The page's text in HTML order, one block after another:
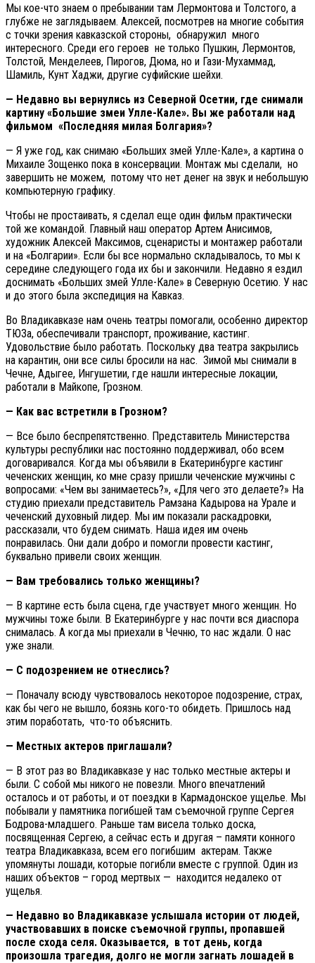
Мы кое-что знаем о пребывании там Лермонтова и Толстого, а
глубже не заглядываем. Алексей, посмотрев на многие события
с точки зрения кавказской стороны, обнаружил много
интересного. Среди его героев не только Пушкин, Лермонтов,
Толстой, Менделеев, Пирогов, Дюма, но и Гази-Мухаммад,
Шамиль, Кунт Хаджи, другие суфийские шейхи.
— Недавно вы вернулись из Северной Осетии, где снимали
картину «Большие змеи Улле-Кале». Вы же работали над
фильмом «Последняя милая Болгария»?
— Я уже год, как снимаю «Больших змей Улле-Кале», а картина о
Михаиле Зощенко пока в консервации. Монтаж мы сделали, но
завершить не можем, потому что нет денег на звук и небольшую
компьютерную графику.
Чтобы не простаивать, я сделал еще один фильм практически
той же командой. Главный наш оператор Артем Анисимов,
художник Алексей Максимов, сценаристы и монтажер работали
и на «Болгарии». Если бы все нормально складывалось, то мы к
середине следующего года их бы и закончили. Недавно я ездил
доснимать «Больших змей Улле-Кале» в Северную Осетию. У нас
и до этого была экспедиция на Кавказ.
Во Владикавказе нам очень театры помогали, особенно директор
ТЮЗа, обеспечивали транспорт, проживание, кастинг.
Удовольствие было работать. Поскольку два театра закрылись
на карантин, они все силы бросили на нас. Зимой мы снимали в
Чечне, Адыгее, Ингушетии, где нашли интересные локации,
работали в Майкопе, Грозном.
— Как вас встретили в Грозном?
— Все было беспрепятственно. Представитель Министерства
культуры республики нас постоянно поддерживал, обо всем
договаривался. Когда мы объявили в Екатеринбурге кастинг
чеченских женщин, ко мне сразу пришли чеченские мужчины с
вопросами: «Чем вы занимаетесь?», «Для чего это делаете?» На
студию приехали представитель Рамзана Кадырова на Урале и
чеченский духовный лидер. Мы им показали раскадровки,
рассказали, что будем снимать. Наша идея им очень
понравилась. Они дали добро и помогли провести кастинг,
буквально привели своих женщин.
— Вам требовались только женщины?
— В картине есть была сцена, где участвует много женщин. Но
мужчины тоже были. В Екатеринбурге у нас почти вся диаспора
снималась. А когда мы приехали в Чечню, то нас ждали. О нас
уже знали.
— С подозрением не отнеслись?
— Поначалу всюду чувствовалось некоторое подозрение, страх,
как бы чего не вышло, боязнь кого-то обидеть. Пришлось над
этим поработать, что-то объяснить.
— Местных актеров приглашали?
— В этот раз во Владикавказе у нас только местные актеры и
были. С собой мы никого не повезли. Много впечатлений
осталось и от работы, и от поездки в Кармадонское ущелье. Мы
побывали у памятника погибшей там съемочной группе Сергея
Бодрова-младшего. Раньше там висела только доска,
посвященная Сергею, а сейчас есть и другая – памяти конного
театра Владикавказа, всем его погибшим актерам. Также
упомянуты лошади, которые погибли вместе с группой. Один из
наших объектов – город мертвых — находится недалеко от
ущелья.
— Недавно во Владикавказе услышала истории от людей,
участвовавших в поиске съемочной группы, пропавшей
после схода селя. Оказывается, в тот день, когда
произошла трагедия, долго не могли загнать лошадей в